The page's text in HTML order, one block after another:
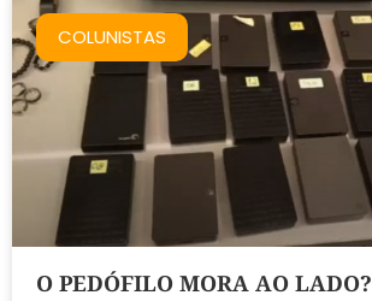
COLUNISTAS
O PEDÓFILO MORA AO LADO?